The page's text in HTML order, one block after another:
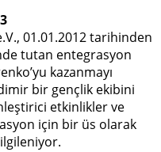
01.01.2012 tarihinden
tutan entegrasyon
kazanmayı
bir gençlik ekibini
etkinlikler ve
için bir üs olarak